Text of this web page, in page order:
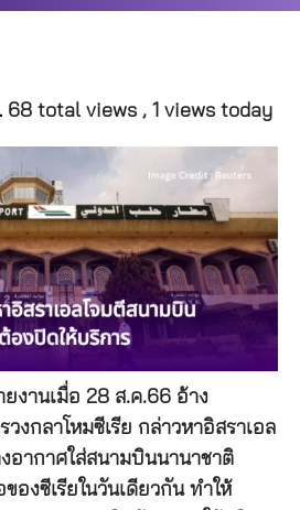
68 total views , 1 views today
งานเมื่อ 28 ส.ค.66 อ้าง
งกลาโหมซีเรีย กล่าวหาอิสราเอล
อากาศใส่สนามบินนานาชาติ
องซีเรียในวันเดียวกัน ทำให้